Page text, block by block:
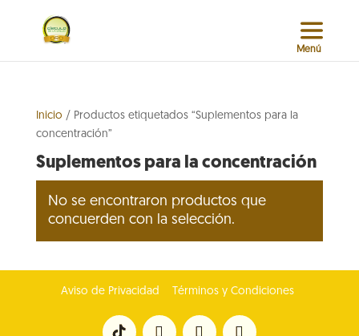
Inicio / Productos etiquetados “Suplementos para la
concentración”
Suplementos para la concentración
No se encontraron productos que
concuerden con la selección.
Aviso de Privacidad Términos y Condiciones